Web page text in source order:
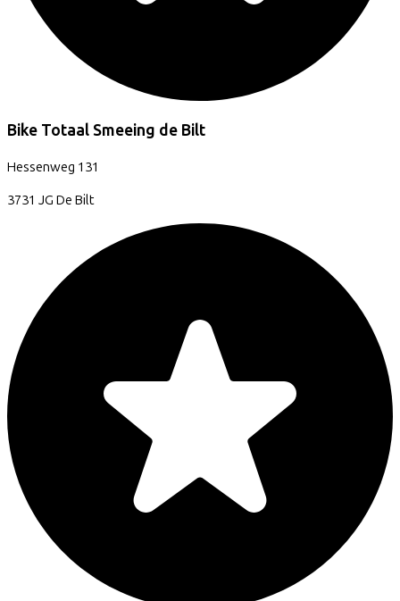
Bike Totaal Smeeing de Bilt
Hessenweg 131
3731 JG De Bilt